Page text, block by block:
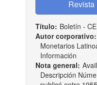
Título: Boletín -
Autor corporativo:
Monetarios
Información
Nota general:
Descripción